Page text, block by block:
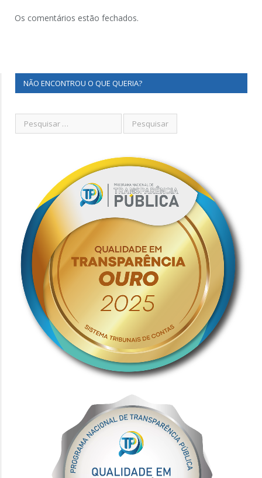
Os comentários estão fechados.
NÃO ENCONTROU O QUE QUERIA?